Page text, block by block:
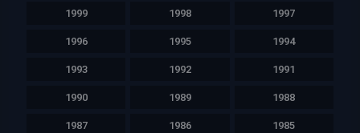
1999 1998 1997
1996 1995 1994
1993 1992 1991
1990 1989 1988
1987 1986 1985